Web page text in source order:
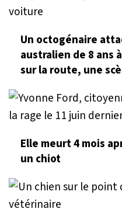
Un octogénaire
australien de 8 ans
sur la route, une
Elle meurt 4 mois
un chiot